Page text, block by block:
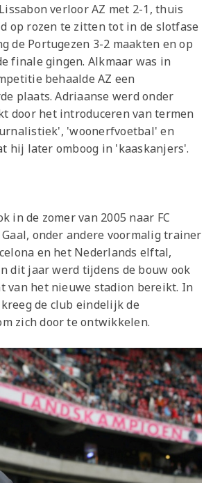
verloor AZ met 2-1, thuis
op rozen te zitten tot in de slotfase
de Portugezen 3-2 maakten en op
finale gingen. Alkmaar was in
behaalde AZ een
plaats. Adriaanse werd onder
door het introduceren van termen
'woonerfvoetbal' en
hij later omboog in 'kaaskanjers'.
in de zomer van 2005 naar FC
onder andere voormalig trainer
en het Nederlands elftal,
dit jaar werd tijdens de bouw ook
van het nieuwe stadion bereikt. In
de club eindelijk de
zich door te ontwikkelen.